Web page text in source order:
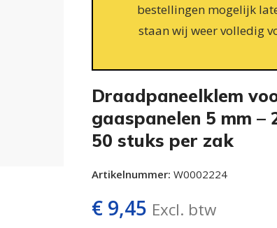
bestellingen mogelijk
staan wij weer volledig
Draadpaneelklem
gaaspanelen 5 mm –
50 stuks per zak
Artikelnummer: W0002224
€ 9,45 Excl. btw